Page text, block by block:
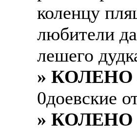
коленцу
любители
лешего
» КОЛЕНО
0доевские
» КОЛЕНО